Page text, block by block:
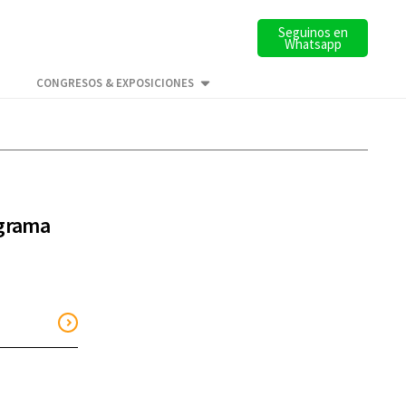
Seguinos en
Whatsapp
CONGRESOS & EXPOSICIONES